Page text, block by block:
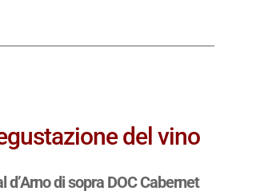
del vino
d’Arno di sopra DOC Cabernet